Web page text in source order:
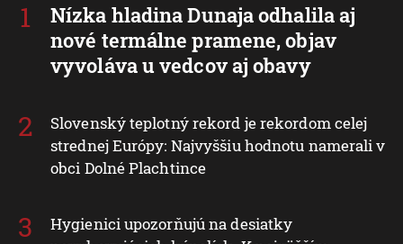
Nízka hladina Dunaja odhalila aj
nové termálne pramene, objav
vyvoláva u vedcov aj obavy
Slovenský teplotný rekord je rekordom celej
strednej Európy: Najvyššiu hodnotu namerali v
obci Dolné Plachtince
Hygienici upozorňujú na desiatky